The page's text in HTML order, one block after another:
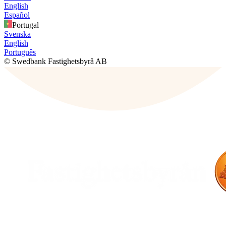
English
Español
Portugal
Svenska
English
Português
© Swedbank Fastighetsbyrå AB